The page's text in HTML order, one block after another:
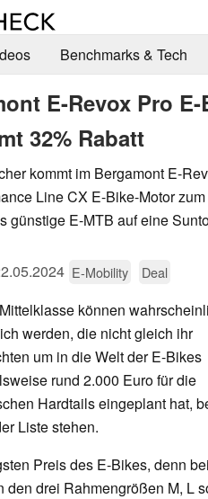
Benchmarks & Tech
E-Revox Pro
32% Rabatt
kommt im Bergamont E-
Line CX E-Bike-Motor zum
günstige E-MTB auf eine
E-Mobility Deal
können
werden, die nicht gleich ihr
um in die Welt der E-Bikes
rund 2.000 Euro für die
Hardtails eingeplant hat,
Liste stehen.
Preis des E-Bikes, denn bei
den drei Rahmengrößen M, L